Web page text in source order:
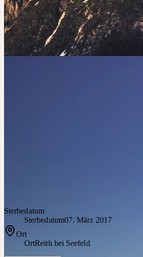
Sterbedatum
Sterbedatum07. März 2017
Ort
OrtReith bei Seefeld